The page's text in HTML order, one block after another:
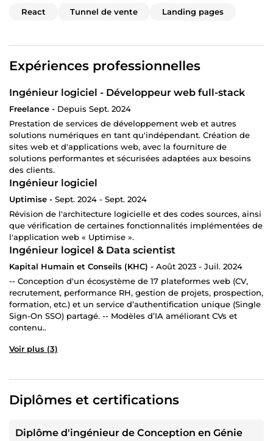
React Tunnel de vente Landing pages
Expériences professionnelles
Ingénieur logiciel - Développeur web full-stack
Freelance - Depuis Sept. 2024
Prestation de services de développement web et autres
solutions numériques en tant qu'indépendant. Création de
sites web et d'applications web, avec la fourniture de
solutions performantes et sécurisées adaptées aux besoins
des clients.
Ingénieur logiciel
Uptimise - Sept. 2024 - Sept. 2024
Révision de l'architecture logicielle et des codes sources, ainsi
que vérification de certaines fonctionnalités implémentées de
l'application web « Uptimise ».
Ingénieur logicel & Data scientist
Kapital Humain et Conseils (KHC) - Août 2023 - Juil. 2024
-- Conception d'un écosystème de 17 plateformes web (CV,
recrutement, performance RH, gestion de projets, prospection,
formation, etc.) et un service d’authentification unique (Single
Sign-On SSO) partagé. -- Modèles d’IA améliorant CVs et
contenu..
Voir plus (3)
Diplômes et certifications
Diplôme d'ingénieur de Conception en Génie